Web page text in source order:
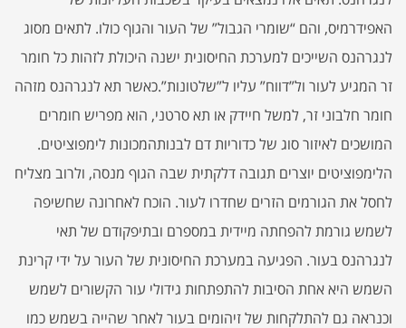
האפידרמיס, והם “שומרי הגבול” של העור והגוף כולו. לתאים מסוג
לנגרהנס השייכים למערכת החיסונית ישנה היכולת לזהות כל חומר
זר המגיע לעור ול”דווח” עליו ל”שלטונות”.כאשר תא לנגרהנס מזהה
חומר חלבוני זר, למשל חיידק או תא סרטני, הוא מפריש חומרים
המושכים לאיזור סוג של כדוריות דם לבנותהמכונות לימפוציטים.
הלימפוציטים יוצרים תגובה דלקתית שבה הגוף מנסה, ולרוב מצליח
לחסל את הגורמים הזרים שחדרו לעור. הוכח לאחרונה שחשיפה
לשמש גורמת להפחתה מיידית במספרם ובתיפקודם של תאי
לנגרהנס בעור. הפגיעה במערכת החיסונית של העור על ידי קרינת
השמש היא אחת הסיבות להתפתחות גידולי עור הקשורים לשמש
וכנראה גם להתלקחות של זיהומים בעור לאחר שהייה בשמש כמו